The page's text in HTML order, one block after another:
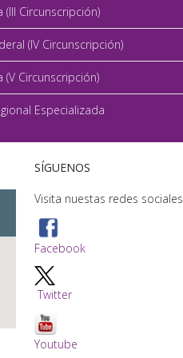
(III Circunscripción)
(IV Circunscripción)
(V Circunscripción)
Especializada
SÍGUENOS
Visita nuestas redes sociales
Facebook
Twitter
Youtube